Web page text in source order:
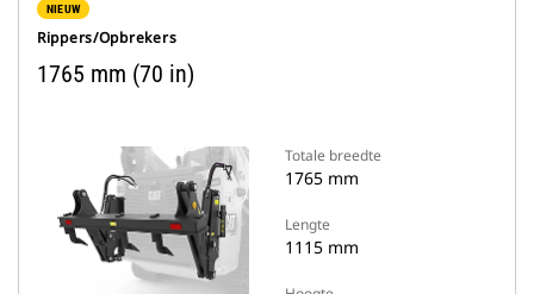
NIEUW
Rippers/opbrekers
1765 mm (70 in)
Totale breedte
1765 mm
Lengte
1115 mm